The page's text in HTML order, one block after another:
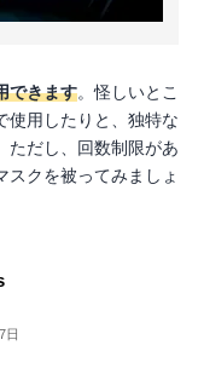
できます。怪しいとこ
使用したりと、独特な
ただし、回数制限があ
スクを被ってみましょ
日